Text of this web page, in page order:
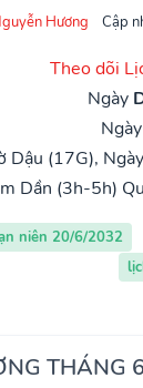
Hương Cập
Theo dõi
Ngày
Ngày
Dậu (17G),
Dần (3h-5h)
niên 20/6/2032
THÁNG